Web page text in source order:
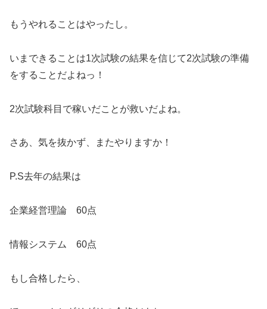
もうやれることはやったし。
いまできることは1次試験の結果を信じて2次試験の準備
をすることだよねっ！
2次試験科目で稼いだことが救いだよね。
さあ、気を抜かず、またやりますか！
P.S去年の結果は
企業経営理論 60点
情報システム 60点
もし合格したら、